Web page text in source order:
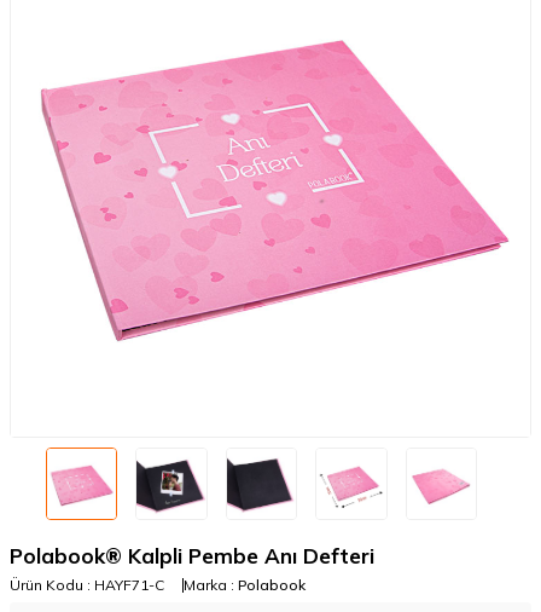
Polabook® Kalpli Pembe Anı Defteri
Ürün Kodu : HAYF71-C Marka : Polabook